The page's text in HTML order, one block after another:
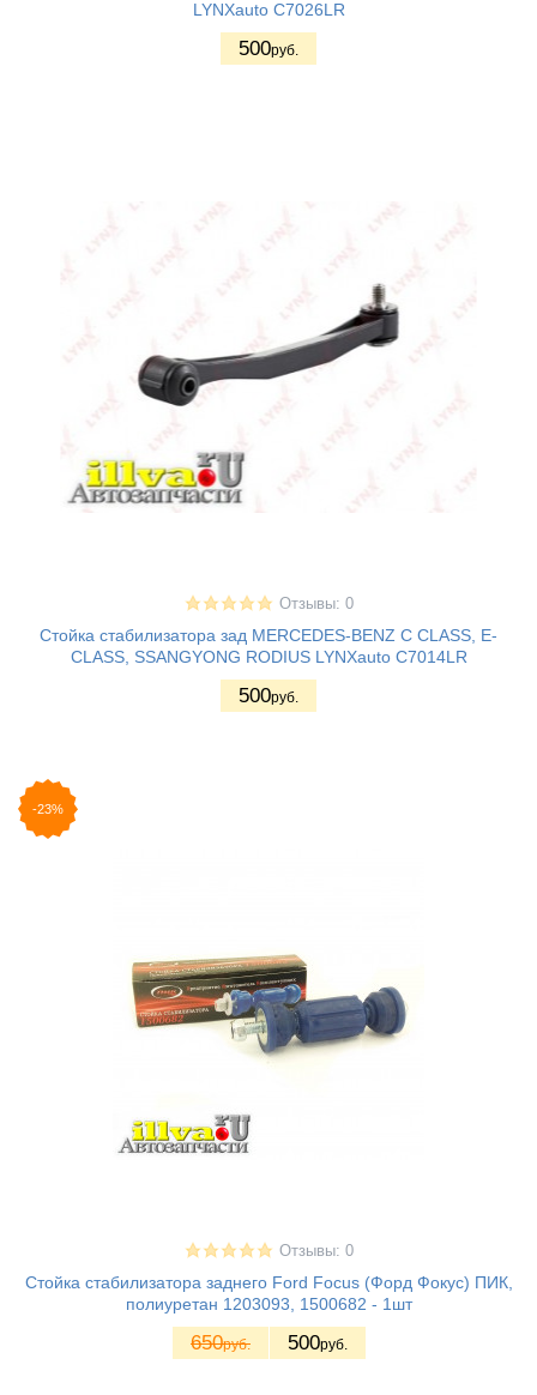
LYNXauto C7026LR
500руб.
Отзывы: 0
Стойка стабилизатора зад MERCEDES-BENZ C CLASS, E-
CLASS, SSANGYONG RODIUS LYNXauto C7014LR
500руб.
-23%
Отзывы: 0
Стойка стабилизатора заднего Ford Focus (Форд Фокус) ПИК,
полиуретан 1203093, 1500682 - 1шт
650руб. 500руб.